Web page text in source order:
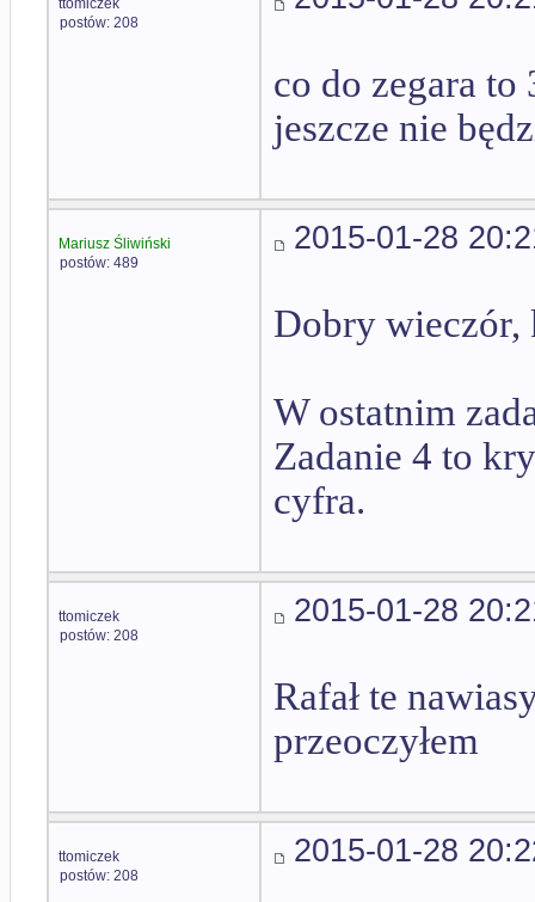
ttomiczek
postów: 208
co do zegara
jeszcze nie
Mariusz Śliwiński
postów: 489
2015-01-28
Dobry wieczór,
W ostatnim
Zadanie 4 to
cyfra.
ttomiczek
postów: 208
2015-01-28
Rafał te
przeoczyłem
ttomiczek
postów: 208
2015-01-28